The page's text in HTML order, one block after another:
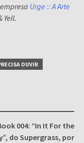
Urge :: A Arte
Yell.
OUVIR
004: “In It For the
do Supergrass, por